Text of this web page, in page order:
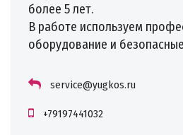
более 5 лет.
В работе используем
оборудование и
service@yugkos.ru
+79197441032